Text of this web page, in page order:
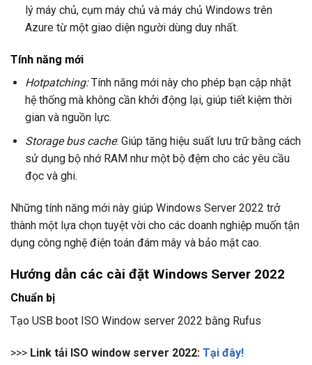
lý máy chủ, cụm máy chủ và máy chủ Windows trên
Azure từ một giao diện người dùng duy nhất.
Tính năng mới
Hotpatching:Tính năng mới này cho phép bạn cập nhật
hệ thống mà không cần khởi động lại, giúp tiết kiệm thời
gian và nguồn lực.
Storage bus cache: Giúp tăng hiệu suất lưu trữ bằng cách
sử dụng bộ nhớ RAM như một bộ đệm cho các yêu cầu
đọc và ghi.
Những tính năng mới này giúp Windows Server 2022 trở
thành một lựa chọn tuyệt vời cho các doanh nghiệp muốn tận
dụng công nghệ điện toán đám mây và bảo mật cao.
Hướng dẫn các cài đặt Windows Server 2022
Chuẩn bị
Tạo USB boot ISO Window server 2022 bằng Rufus
>>> Link tải ISO window server 2022: Tại đây!